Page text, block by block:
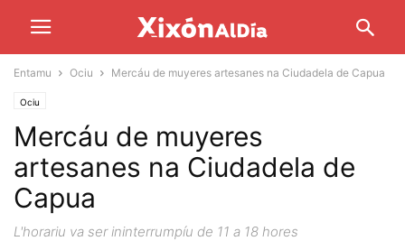
Entamu Ociu Mercáu de muyeres artesanes na Ciudadela de Capua
Ociu
Mercáu de muyeres
artesanes na Ciudadela de
Capua
L'horariu va ser ininterrumpíu de 11 a 18 hores